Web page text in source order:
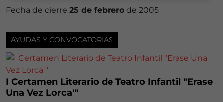
Fecha de cierre 25 de febrero de 2005
AYUDAS Y CONVOCATORIAS
I Certamen Literario de Teatro Infantil "Erase
Una Vez Lorca'"